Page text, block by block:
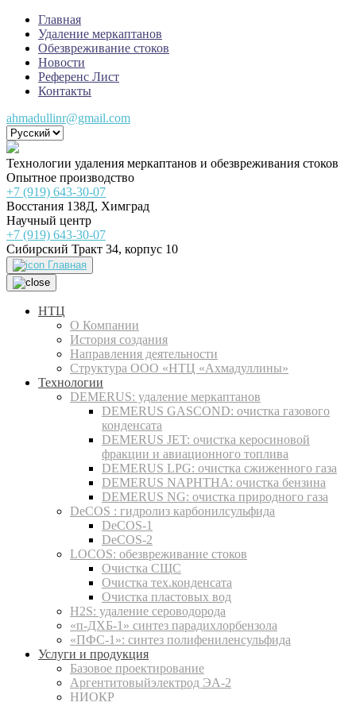
Главная
Удаление меркаптанов
Обезвреживание стоков
Новости
Референс Лист
Контакты
ahmadullinr@gmail.com
Технологии удаления меркаптанов и обезвреживания стоков
Опытное производство
+7 (919) 643-30-07
Восстания 138Д, Химград
Научный центр
+7 (919) 643-30-07
Сибирский Тракт 34, корпус 10
Главная
НТЦ
О Компании
История создания
Направления деятельности
Структура ООО «НТЦ «Ахмадуллины»
Технологии
DEMERUS: удаление меркаптанов
DEMERUS GASCOND: очистка газового
конденсата
DEMERUS JET: очистка керосиновой
фракции и авиационного топлива
DEMERUS LPG: очистка сжиженного газа
DEMERUS NAPHTHA: очистка бензина
DEMERUS NG: очистка природного газа
DeCOS : гидролиз карбонилсульфида
DeCOS-1
DeCOS-2
LOCOS: обезвреживание стоков
Очистка СЩС
Очистка тех.конденсата
Очистка пластовых вод
H2S: удаление сероводорода
«п-ДХБ-1» синтез парадихлорбензола
«ПФС-1»: синтез полифениленсульфида
Услуги и продукция
Базовое проектирование
Аргентитовыйэлектрод ЭА-2
НИОКР